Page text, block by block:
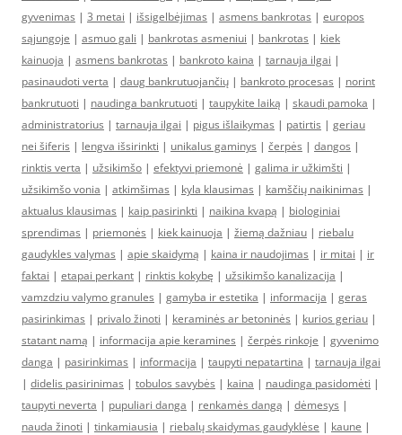
gyvenimas | 3 metai | išsigelbėjimas | asmens bankrotas | europos
sąjungoje | asmuo gali | bankrotas asmeniui | bankrotas | kiek
kainuoja | asmens bankrotas | bankroto kaina | tarnauja ilgai |
pasinaudoti verta | daug bankrutuojančių | bankroto procesas | norint
bankrutuoti | naudinga bankrutuoti | taupykite laiką | skaudi pamoka |
administratorius | tarnauja ilgai | pigus išlaikymas | patirtis | geriau
nei šiferis | lengva išsirinkti | unikalus gaminys | čerpės | dangos |
rinktis verta | užsikimšo | efektyvi priemonė | galima ir užkimšti |
užsikimšo vonia | atkimšimas | kyla klausimas | kamščių naikinimas |
aktualus klausimas | kaip pasirinkti | naikina kvapą | biologiniai
sprendimas | priemonės | kiek kainuoja | žiemą dažniau | riebalu
gaudykles valymas | apie skaidymą | kaina ir naudojimas | ir mitai | ir
faktai | etapai perkant | rinktis kokybę | užsikimšo kanalizacija |
vamzdziu valymo granules | gamyba ir estetika | informacija | geras
pasirinkimas | privalo žinoti | keraminės ar betoninės | kurios geriau |
statant namą | informacija apie keramines | čerpės rinkoje | gyvenimo
danga | pasirinkimas | informacija | taupyti nepatartina | tarnauja ilgai
| didelis pasirinimas | tobulos savybės | kaina | naudinga pasidomėti |
taupyti neverta | pupuliari danga | renkamės dangą | dėmesys |
nauda žinoti | tinkamiausia | riebalų skaidymas gaudyklėse | kaune |